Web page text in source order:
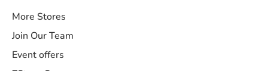
More Stores
Join Our Team
Event offers